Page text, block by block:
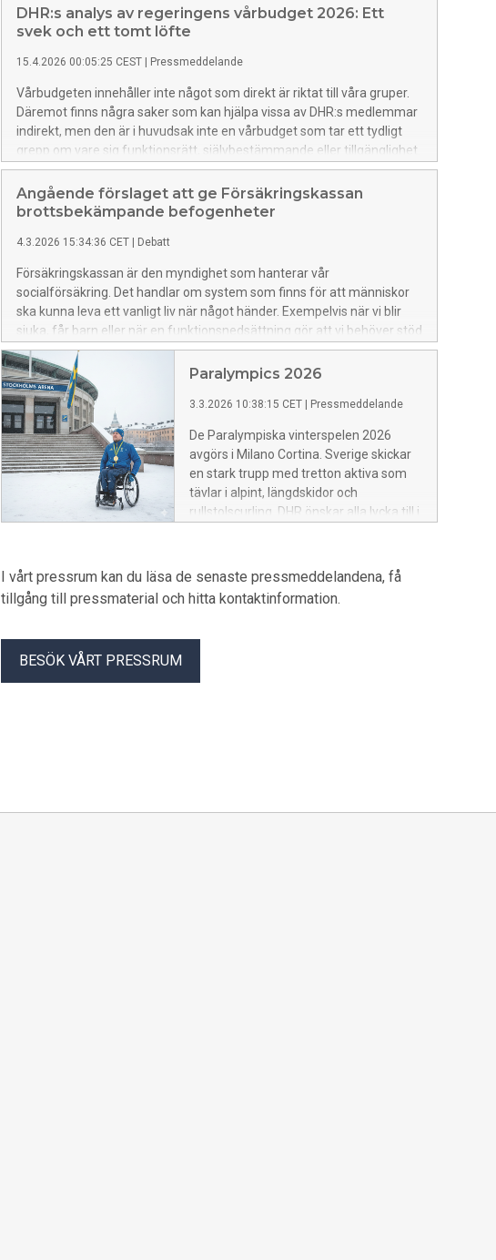
i Neuroförundet där hon varit
ordförande i 12 år.
DHR:s analys av regeringens vårbudget 2026: Ett
svek och ett tomt löfte
15.4.2026 00:05:25 CEST Pressmeddelande
Vårbudgeten innehåller inte något som direkt är riktat till våra gruper.
Däremot finns några saker som kan hjälpa vissa av DHR:s medlemmar
indirekt, men den är i huvudsak inte en vårbudget som tar ett tydligt
grepp om vare sig funktionsrätt, självbestämmande eller tillgänglighet.
På det sättet är det ett svek och ett tomt löfte.
Angående förslaget att ge Försäkringskassan
brottsbekämpande befogenheter
4.3.2026 15:34:36 CET Debatt
Försäkringskassan är den myndighet som hanterar vår
socialförsäkring. Det handlar om system som finns för att människor
ska kunna leva ett vanligt liv när något händer. Exempelvis när vi blir
sjuka, får barn eller när en funktionsnedsättning gör att vi behöver stöd
för att kunna arbeta eller delta i samhället.
Paralympics 2026
3.3.2026 10:38:15 CET Pressmeddelande
De Paralympiska vinterspelen 2026
avgörs i Milano Cortina. Sverige skickar
en stark trupp med tretton aktiva som
tävlar i alpint, längdskidor och
rullstolscurling. DHR önskar alla lycka till i
I vårt pressrum kan du läsa de senaste pressmeddelandena, få
tillgång till pressmaterial och hitta kontaktinformation.
BESÖK VÅRT PRESSRUM